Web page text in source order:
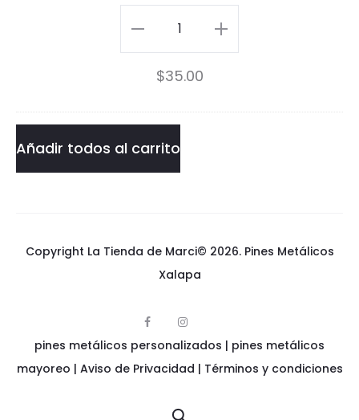
P
a
c
M
i
B
r
s
Stickers
Pack
Mario
Bros
cantidad
$35.00
Añadir todos al carrito
Copyright La Tienda de Marci© 2026.Pines Metálicos
Xalapa
c
b
s
a
i
e
pines metálicos personalizados | pines metálicos
mayoreo | Aviso de Privacidad | Términos y condiciones